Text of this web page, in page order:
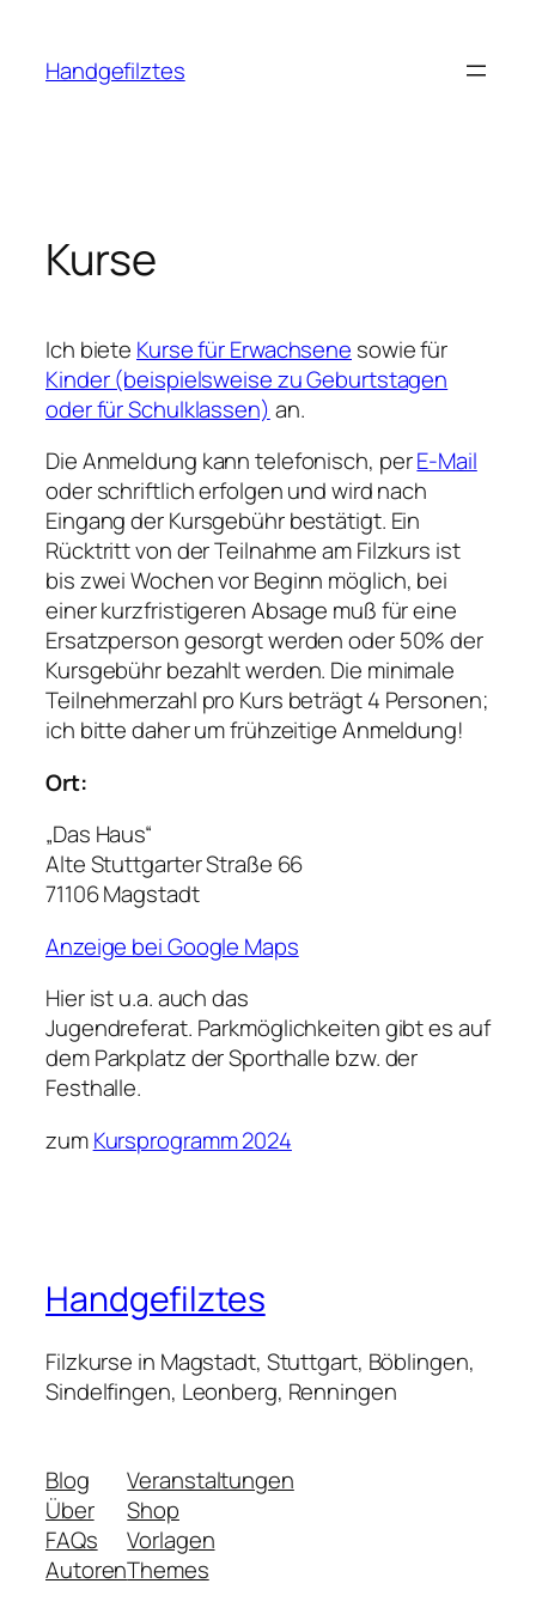
springen
Handgefilztes
Kurse
Ich biete Kurse für Erwachsene sowie für
Kinder (beispielsweise zu Geburtstagen
oder für Schulklassen) an.
Die Anmeldung kann telefonisch, perE-Mail
oder schriftlich erfolgen und wird nach
Eingang der Kursgebühr bestätigt. Ein
Rücktritt von der Teilnahme am Filzkurs ist
bis zwei Wochen vor Beginn möglich, bei
einer kurzfristigeren Absage muß für eine
Ersatzperson gesorgt werden oder 50% der
Kursgebühr bezahlt werden. Die minimale
Teilnehmerzahl pro Kurs beträgt 4 Personen;
ich bitte daher um frühzeitige Anmeldung!
Ort:
„Das Haus“
Alte Stuttgarter Straße 66
71106 Magstadt
Anzeige bei Google Maps
Hier ist u.a. auch das
Jugendreferat. Parkmöglichkeiten gibt es auf
dem Parkplatz der Sporthalle bzw. der
Festhalle.
zumKursprogramm 2024
Handgefilztes
Filzkurse in Magstadt, Stuttgart, Böblingen,
Sindelfingen, Leonberg, Renningen
Blog
Über
FAQs
Autoren
Veranstaltungen
Shop
Vorlagen
Themes